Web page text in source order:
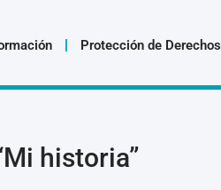
Protección de Derechos
historia”